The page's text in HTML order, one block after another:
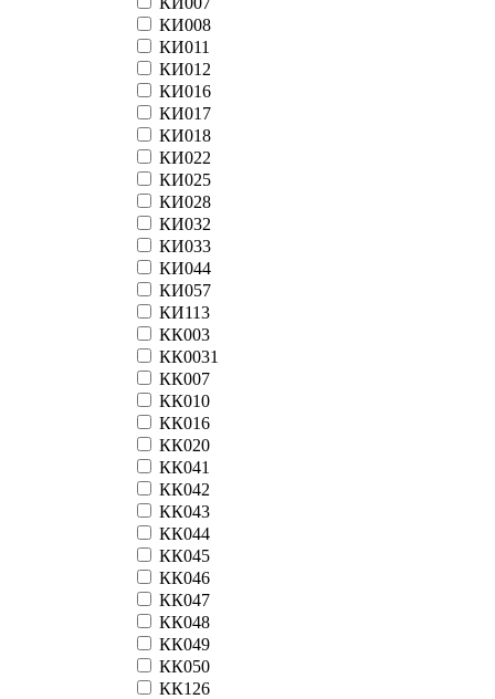
КИ008
КИ011
КИ012
КИ016
КИ017
КИ018
КИ022
КИ025
КИ028
КИ032
КИ033
КИ044
КИ057
КИ113
КК003
КК0031
КК007
КК010
КК016
КК020
КК041
КК042
КК043
КК044
КК045
КК046
КК047
КК048
КК049
КК050
КК126